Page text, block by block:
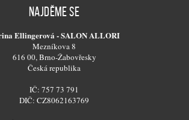
NAJDĚME SE
Ellingerová - SALON ALLORI
Mezníkova 8
616 00, Brno-Žabovřesky
Česká republika
IČ: 757 73 791
DIČ: CZ8062163769